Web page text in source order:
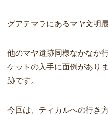
グアテマラにあるマヤ文明
他のマヤ遺跡同様なかなか
ケットの入手に面倒があり
跡です。
今回は、ティカルへの行き